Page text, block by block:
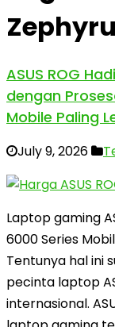
ASUS ROG
dengan
Mobile Paling
July 9, 2026
Laptop gaming
6000 Series
Tentunya hal ini
pecinta laptop
internasional.